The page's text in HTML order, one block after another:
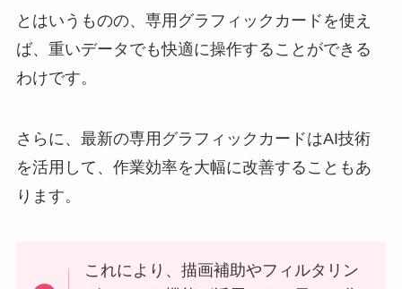
とはいうものの、専用グラフィックカードを使え
ば、重いデータでも快適に操作することができる
わけです。
さらに、最新の専用グラフィックカードはAI技術
を活用して、作業効率を大幅に改善することもあ
ります。
これにより、描画補助やフィルタリン